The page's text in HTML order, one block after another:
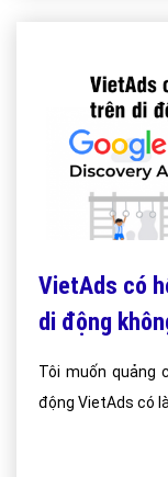
VietAds có
di động
Tôi muốn quảng
động VietAds có